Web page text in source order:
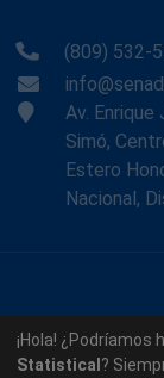
(809) 532-
Av.
Simó,
Estero
Nacional,
© 2026 -
¡Hola!
Statistical ?